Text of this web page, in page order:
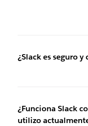
¿Slack es seguro
¿Funciona Slack
utilizo